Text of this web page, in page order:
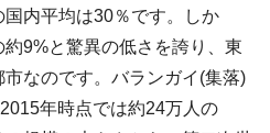
内平均は30％です。しか
9%と驚異の低さを誇り、東
なのです。バランガイ(集落)
年時点では約24万人の